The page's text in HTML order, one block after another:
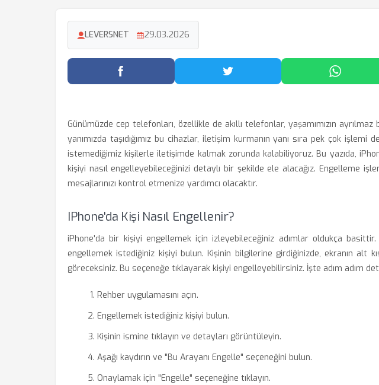
LEVERSNET 29.03.2026
Facebook'ta Paylaş Twitter'da Paylaş
Günümüzde cep telefonları, özellikle de akıllı telefonlar, yaşamımızın
yanımızda taşıdığımız bu cihazlar, iletişim kurmanın yanı sıra pek çok işlemi
istemediğimiz kişilerle iletişimde kalmak zorunda kalabiliyoruz. Bu yazıda,
kişiyi nasıl engelleyebileceğinizi detaylı bir şekilde ele alacağız. Engelleme
mesajlarınızı kontrol etmenize yardımcı olacaktır.
IPhone'da Kişi Nasıl Engellenir?
iPhone'da bir kişiyi engellemek için izleyebileceğiniz adımlar oldukça
engellemek istediğiniz kişiyi bulun. Kişinin bilgilerine girdiğinizde, ekranın alt
göreceksiniz. Bu seçeneğe tıklayarak kişiyi engelleyebilirsiniz. İşte adım adım
Rehber uygulamasını açın.
Engellemek istediğiniz kişiyi bulun.
Kişinin ismine tıklayın ve detayları görüntüleyin.
Aşağı kaydırın ve "Bu Arayanı Engelle" seçeneğini bulun.
Onaylamak için "Engelle" seçeneğine tıklayın.